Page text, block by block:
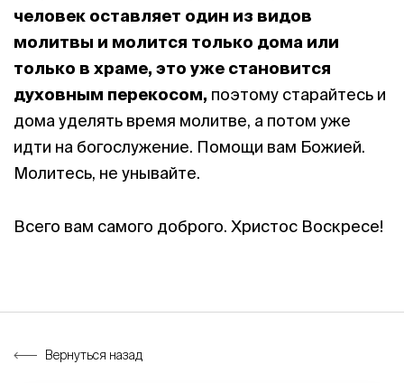
человек оставляет один из видов
молитвы и молится только дома или
только в храме, это уже становится
духовным перекосом, поэтому старайтесь и
дома уделять время молитве, а потом уже
идти на богослужение. Помощи вам Божией.
Молитесь, не унывайте.
Всего вам самого доброго. Христос Воскресе!
Вернуться назад